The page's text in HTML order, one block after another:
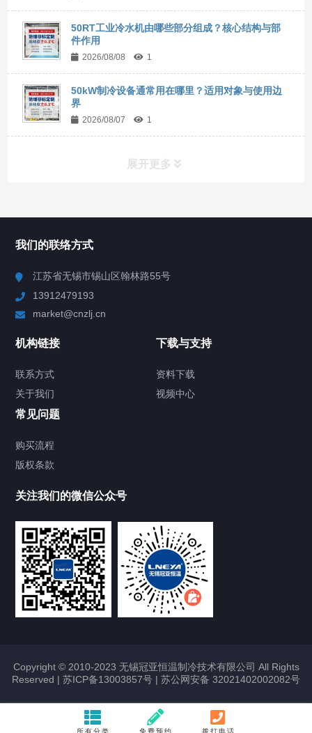
50RT工业冷水机由哪些部分组成？核心结构与部
件作用
2026/08/08 1
50kW制冷设备通常用在哪里？适用对象与使用边
界
2026/08/07 1
展开更多
Chiller高精度制冷循环器
TCU温度控制单元
Chiller气体控温系统
Chamber试验箱
FREEZER低温箱
VOCs冷凝回收装置
我们的联络方式
江苏省无锡市锡山区翰林路55号
13912479193
market@cnzlj.cn
机构链接
联系方式
关于我们
下载与支持
资料下载
视频中心
常见问题
购买流程
版权条款
关注我们的微信公众号
Copyright © 2010-2023 无锡冠亚恒温制冷技术有限公司 All Rights
Reserved | 苏ICP备13003857号 | 苏公网安备 32021402002082号
所有分类 免费预约 拨打电话